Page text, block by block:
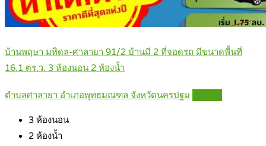
บ้านพฤษา มหิดล-ศาลายา 91/2 บ้านมี 2 ที่จอดรถ มีขนาดพื้นที่
16.1 ตร.ว. 3 ห้องนอน 2 ห้องน้ำ
ตำบลศาลายา อำเภอพุทธมณฑล จังหวัดนครปฐม
3 ห้องนอน
2 ห้องน้ำ